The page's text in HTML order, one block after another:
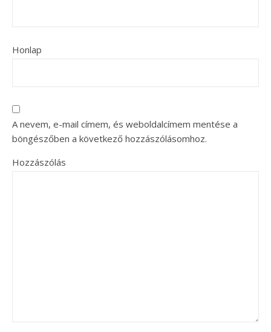
Honlap
A nevem, e-mail címem, és weboldalcímem mentése a
böngészőben a következő hozzászólásomhoz.
Hozzászólás